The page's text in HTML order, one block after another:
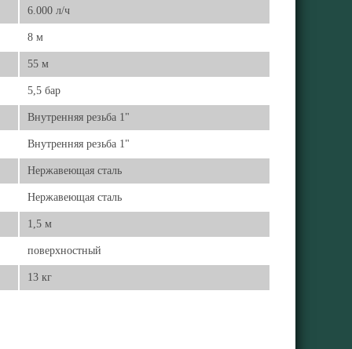
6.000 л/ч
8 м
55 м
5,5 бар
Внутренняя резьба 1"
Внутренняя резьба 1"
Нержавеющая сталь
Нержавеющая сталь
1,5 м
поверхностный
13 кг